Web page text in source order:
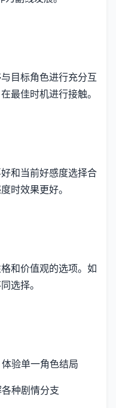
目标角色进行充分互
最佳时机进行接触。
和当前好感度选择合
时效果更好。
和价值观的选项。如
选择。
验单一角色结局
种剧情分支